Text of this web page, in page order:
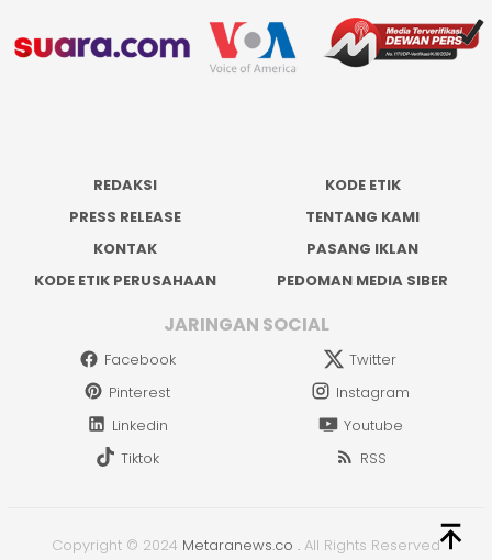
REDAKSI
KODE ETIK
PRESS RELEASE
TENTANG KAMI
KONTAK
PASANG IKLAN
KODE ETIK PERUSAHAAN
PEDOMAN MEDIA SIBER
JARINGAN SOCIAL
Facebook
Twitter
Pinterest
Instagram
Linkedin
Youtube
Tiktok
RSS
Copyright © 2024 Metaranews.co . All Rights Reserved